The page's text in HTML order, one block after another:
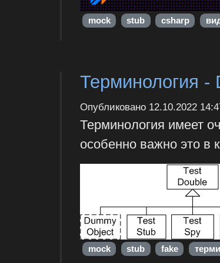
mock stub csharp
Терминология -
Опубликовано 12.10.2022
Терминология имеет
особенно важно это в
mock stub fake